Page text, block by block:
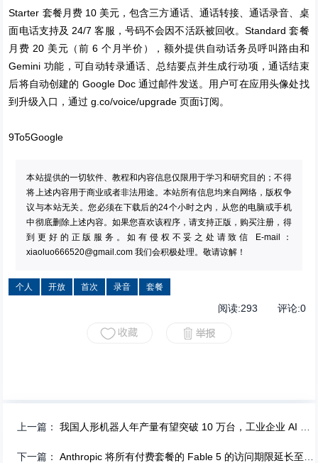
Starter 套餐月费 10 美元，包含三方通话、通话转接、通话录音、桌
面电话支持及 24/7 客服，号码不会因不活跃被回收。Standard 套餐
月费 20 美元（前 6 个月半价），额外提供自动话务员呼叫路由和
Gemini 功能，可自动转录通话、总结要点并生成行动项，通话结束
后将自动创建的 Google Doc 通过邮件发送。用户可在应用头像处找
到升级入口，通过 g.co/voice/upgrade 页面订阅。
9To5Google
本站提供的一切软件、教程和内容信息仅限用于学习和研究目的；不得
将上述内容用于商业或者非法用途。本站所有信息均来自网络，版权争
议与本站无关。您必须在下载后的24个小时之内，从您的电脑或手机
中彻底删除上述内容。如果您喜欢该程序，请支持正版，购买注册，得
到更好的正版服务。如有侵权不妥之处请致信 E-mail：
xiaoluo666520@gmail.com 我们会积极处理。敬请谅解！
个人 开放 首次 录音 套餐
阅读:293 评论:0
上一篇：我国人形机器人年产量有望突破 10 万台，工业企业 AI 应用普及率已超 30%
下一篇：Anthropic 将所有付费套餐的 Fable 5 的访问期限延长至 7 月 12 日